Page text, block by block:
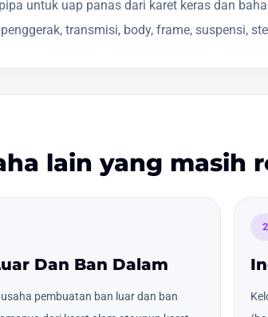
untuk uap panas dari karet keras dan
transmisi, body, frame, suspensi,
lain yang masih
Dan Ban Dalam
pembuatan ban luar dan ban